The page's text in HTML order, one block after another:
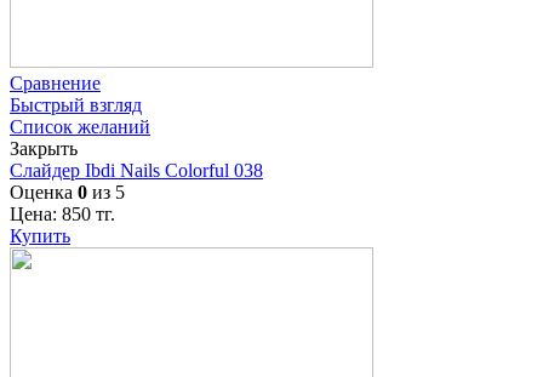
Сравнение
Быстрый взгляд
Список желаний
Закрыть
Слайдер Ibdi Nails Colorful 038
Оценка 0 из 5
Цена: 850 тг.
Купить